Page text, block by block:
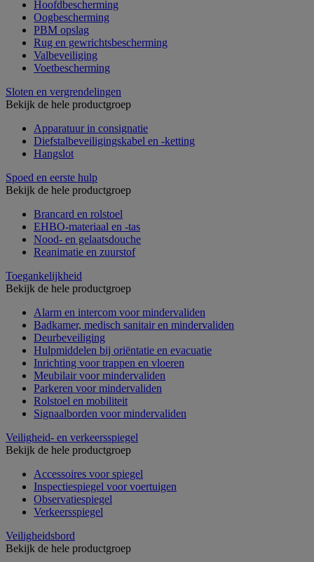
Hoofdbescherming
Oogbescherming
PBM opslag
Rug en gewrichtsbescherming
Valbeveiliging
Voetbescherming
Sloten en vergrendelingen
Bekijk de hele productgroep
Apparatuur in consignatie
Diefstalbeveiligingskabel en -ketting
Hangslot
Spoed en eerste hulp
Bekijk de hele productgroep
Brancard en rolstoel
EHBO-materiaal en -tas
Nood- en gelaatsdouche
Reanimatie en zuurstof
Toegankelijkheid
Bekijk de hele productgroep
Alarm en intercom voor mindervaliden
Badkamer, medisch sanitair en mindervaliden
Deurbeveiliging
Hulpmiddelen bij oriëntatie en evacuatie
Inrichting voor trappen en vloeren
Meubilair voor mindervaliden
Parkeren voor mindervaliden
Rolstoel en mobiliteit
Signaalborden voor mindervaliden
Veiligheid- en verkeersspiegel
Bekijk de hele productgroep
Accessoires voor spiegel
Inspectiespiegel voor voertuigen
Observatiespiegel
Verkeersspiegel
Veiligheidsbord
Bekijk de hele productgroep